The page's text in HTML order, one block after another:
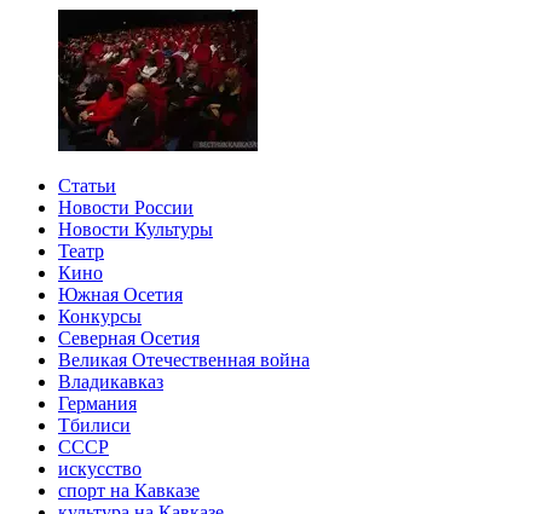
Статьи
Новости России
Новости Культуры
Театр
Кино
Южная Осетия
Конкурсы
Северная Осетия
Великая Отечественная война
Владикавказ
Германия
Тбилиси
СССР
искусство
спорт на Кавказе